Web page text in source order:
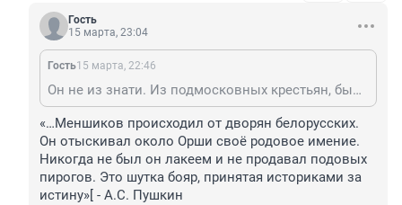
Гость
15 марта, 23:04
Гость15 марта, 22:46
Он не из знати. Из подмосковных крестьян, был отдан в ученики московскому пироженщику, где его заприметил Петр Первый который взял его к своему окружению. Прежде чем стать конюхом при царе был у Лефорта на обучении, и отличался от других острым языком и сообразительностью.
«…Меншиков происходил от дворян белорусских.
Он отыскивал около Орши своё родовое имение.
Никогда не был он лакеем и не продавал подовых
пирогов. Это шутка бояр, принятая историками за
истину»[ - А.С. Пушкин